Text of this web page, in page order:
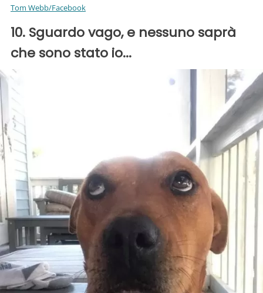
Tom Webb/Facebook
10. Sguardo vago, e nessuno saprà
che sono stato io...